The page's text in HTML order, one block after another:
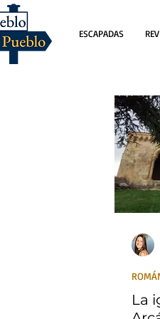
ESCAPADAS
La